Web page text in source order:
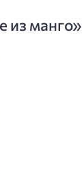
из манго»